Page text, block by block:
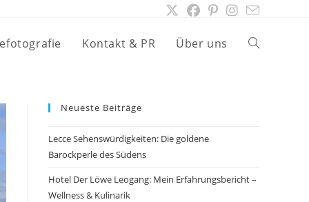
Kontakt & PR Über uns Website-
Neueste Beiträge
Lecce Sehenswürdigkeiten: Die goldene
Barockperle des Südens
Hotel Der Löwe Leogang: Mein Erfahrungsbericht –
Wellness & Kulinarik